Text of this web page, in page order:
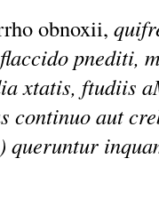
obnoxii,
pnediti,
xtatis, ftudiis
continuo aut
queruntur